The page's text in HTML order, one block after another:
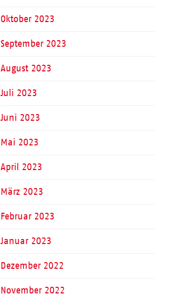
Oktober 2023
September 2023
August 2023
Juli 2023
Juni 2023
Mai 2023
April 2023
März 2023
Februar 2023
Januar 2023
Dezember 2022
November 2022